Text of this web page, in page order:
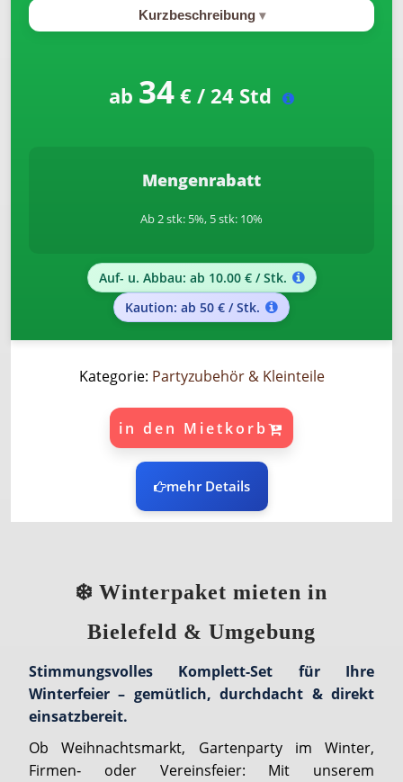
Kurzbeschreibung
ab 34 € / 24 Std
Mengenrabatt
Ab 2 stk: 5%, 5 stk: 10%
Auf- u. Abbau: ab 10.00 € / Stk.
Kaution: ab 50 € / Stk.
Kategorie: Partyzubehör & Kleinteile
in den Mietkorb
mehr Details
❄️ Winterpaket mieten in
Bielefeld & Umgebung
Stimmungsvolles Komplett-Set für Ihre
Winterfeier – gemütlich, durchdacht & direkt
einsatzbereit.
Ob Weihnachtsmarkt, Gartenparty im Winter,
Firmen‐ oder Vereinsfeier: Mit unserem